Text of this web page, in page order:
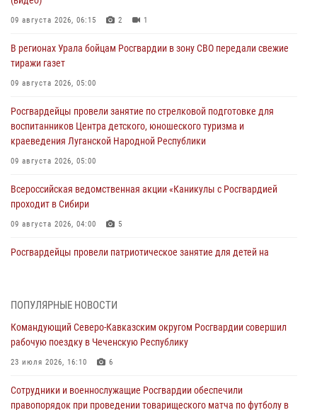
09 августа 2026, 06:15 2 1
В регионах Урала бойцам Росгвардии в зону СВО передали свежие
тиражи газет
09 августа 2026, 05:00
Росгвардейцы провели занятие по стрелковой подготовке для
воспитанников Центра детского, юношеского туризма и
краеведения Луганской Народной Республики
09 августа 2026, 05:00
Всероссийская ведомственная акции «Каникулы с Росгвардией
проходит в Сибири
09 августа 2026, 04:00 5
Росгвардейцы провели патриотическое занятие для детей на
юных воспитанников спортивной школы
08 августа 2026, 13:00
стен музея истории космонавтики в Калуге
ПОПУЛЯРНЫЕ НОВОСТИ
Командующий Северо-Кавказским округом Росгвардии совершил
рабочую поездку в Чеченскую Республику
23 июля 2026, 16:10 6
Сотрудники и военнослужащие Росгвардии обеспечили
правопорядок при проведении товарищеского матча по футболу в